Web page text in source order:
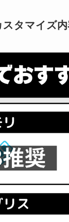
タマイズ